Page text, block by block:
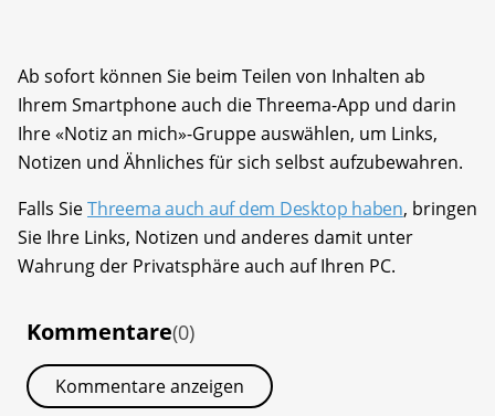
Ab sofort können Sie beim Teilen von Inhalten ab
Ihrem Smartphone auch die Threema-App und darin
Ihre «Notiz an mich»-Gruppe auswählen, um Links,
Notizen und Ähnliches für sich selbst aufzubewahren.
Falls SieThreema auch auf dem Desktop haben, bringen
Sie Ihre Links, Notizen und anderes damit unter
Wahrung der Privatsphäre auch auf Ihren PC.
Kommentare(0)
Kommentare anzeigen